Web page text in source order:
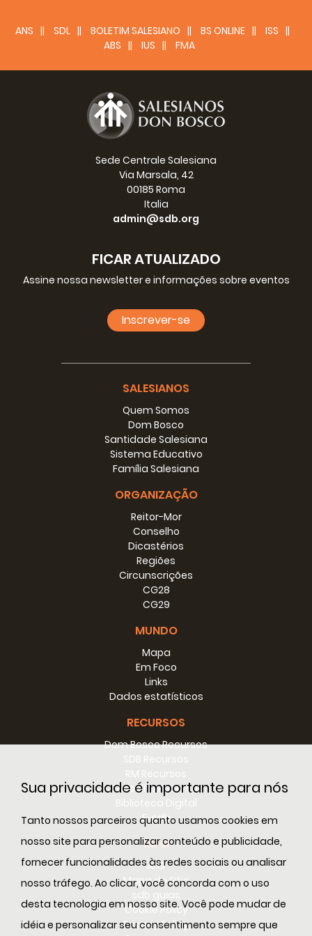
Sua privacidade é importante para nós
Tanto nossos parceiros quanto usamos cookies em
nosso site para personalizar conteúdo e publicidade,
fornecer funcionalidades às redes sociais ou analisar
nosso tráfego. Ao clicar, você concorda com o uso
desta tecnologia em nosso site. Você pode mudar de
idéia e personalizar seu consentimento sempre que
ANS SDL BOLETIM SALESIANO BS ONLINE
ISS
ABS
IUS FMA
Sede Centrale Salesiana
Via Marsala, 42
00185 Roma
Italia
admin@sdb.org
FICAR ATUALIZADO
Assine nossa newsletter e informações sobre eventos
Inscrever-se
SALESIANOS
Quem Somos
Dom Bosco
Santidade Salesiana
Sistema Educativo
Família Salesiana
ORGANIZAÇÃO
Reitor-Mor
Conselho
Dicastérios
Regiões
Circunscrições
CG28
CG29
MUNDO
Mapa
Em Foco
Links
Dados estatísticos
RECURSOS
Dom Bosco Recursos
Conselho Recursos
E-sdb
INFO
ANS
Mapa do Sitio
Cookie Policy
Privacy Policy